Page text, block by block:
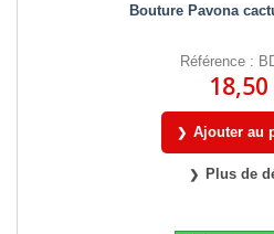
Bouture Pavona
Référence :
18,50
Ajouter au
Plus de